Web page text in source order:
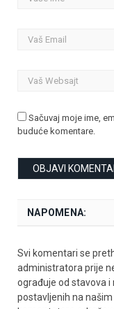
Sačuvaj moje ime,
buduće komentare.
NAPOMENA:
Svi komentari se
administratora prije
ograđuje od stavova
postavljenih na